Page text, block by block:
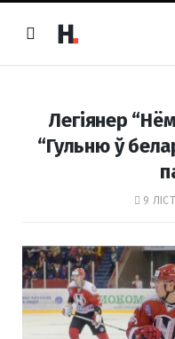
Легіянер
“Гульню ў
9